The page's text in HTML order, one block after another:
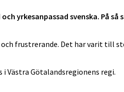
yrkesanpassad svenska. På
frustrerande. Det har varit till
Västra Götalandsregionens regi.